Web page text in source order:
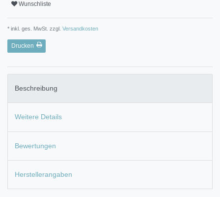
Wunschliste
* inkl. ges. MwSt. zzgl. Versandkosten
Drucken
Beschreibung
Weitere Details
Bewertungen
Herstellerangaben